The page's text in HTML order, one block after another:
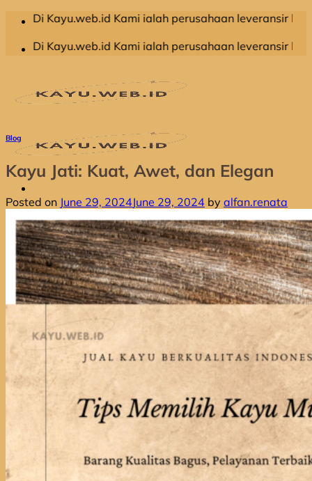
Skip
content
Kami ialah perusahaan leveransir kayu olahan
Kami ialah perusahaan leveransir kayu olahan
Home
Produk
Jual Dolken Gelam
Jual Kayu Kompas
Jual Kayu Kruing
Jual Kayu Racuk
Jual Kayu Meranti
Jual Kayu Bengkirai
Jual Kayu Lokal Murah
Jual Kayu Tembalun
Jual Palet Kayu
Jual Kayu Kamper Medan
Jasa Pasang Lantai Kayu
Jual Kayu Kamper Samarinda
Hubungi
Blog
Kayu Jati: Kuat, Awet, dan Elegan
Posted on June 29, 2024June 29, 2024 by alfan.renata